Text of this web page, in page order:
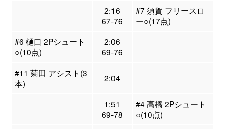
2:16
67-76
#7 須賀 フリースロ
ー○(17点)
#6 樋口 2Pシュート
○(10点)
2:06
69-76
#11 菊田 アシスト(3
本)
2:04
1:51
69-78
#4 髙橋 2Pシュート
○(10点)